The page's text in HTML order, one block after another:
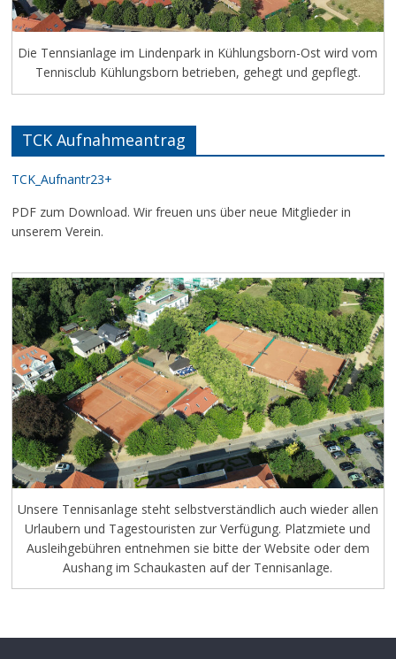
Die Tennsianlage im Lindenpark in Kühlungsborn-Ost wird vom
Tennisclub Kühlungsborn betrieben, gehegt und gepflegt.
TCK Aufnahmeantrag
TCK_Aufnantr23+
PDF zum Download. Wir freuen uns über neue Mitglieder in
unserem Verein.
Unsere Tennisanlage steht selbstverständlich auch wieder allen
Urlaubern und Tagestouristen zur Verfügung. Platzmiete und
Ausleihgebühren entnehmen sie bitte der Website oder dem
Aushang im Schaukasten auf der Tennisanlage.